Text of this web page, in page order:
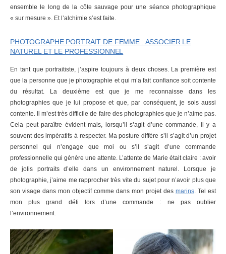
ensemble le long de la côte sauvage pour une séance photographique
« sur mesure ». Et l’alchimie s’est faite.
PHOTOGRAPHE PORTRAIT DE FEMME : ASSOCIER LE
NATUREL ET LE PROFESSIONNEL
En tant que portraitiste, j’aspire toujours à deux choses. La première est
que la personne que je photographie et qui m’a fait confiance soit contente
du résultat. La deuxième est que je me reconnaisse dans les
photographies que je lui propose et que, par conséquent, je sois aussi
contente. Il m’est très difficile de faire des photographies que je n’aime pas.
Cela peut paraître évident mais, lorsqu’il s’agit d’une commande, il y a
souvent des impératifs à respecter. Ma posture diffère s’il s’agit d’un projet
personnel qui n’engage que moi ou s’il s’agit d’une commande
professionnelle qui génère une attente. L’attente de Marie était claire : avoir
de jolis portraits d’elle dans un environnement naturel. Lorsque je
photographie, j’aime me rapprocher très vite du sujet pour n’avoir plus que
son visage dans mon objectif comme dans mon projet des marins . Tel est
mon plus grand défi lors d’une commande : ne pas oublier
l’environnement.